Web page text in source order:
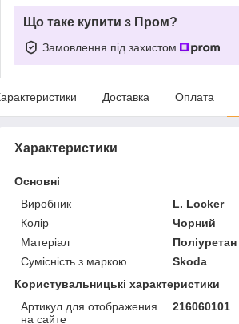
Що таке купити з Пром?
Замовлення під захистом
Доставка Оплата
Характеристики
Основні
Виробник
L. Locker
Колір
Чорний
Матеріал
Поліуретан
Сумісність з маркою
Skoda
Користувальницькі характеристики
Артикул для отображения
на сайте
216060101